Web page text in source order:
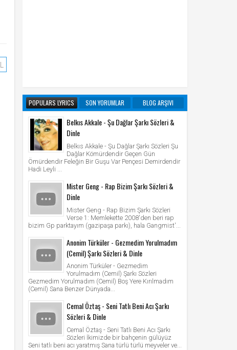
POPULARS LYRICS SON YORUMLAR BLOG ARŞIVI
Belkıs Akkale - Şu Dağlar Şarkı Sözleri &
Dinle
Belkıs Akkale - Şu Dağlar Şarkı Sözleri Şu
Dağlar Kömürdendir Geçen Gün
Ömürdendir Feleğin Bir Guşu Var Pençesi Demirdendir
Hadi Leyli ...
Mister Geng - Rap Bizim Şarkı Sözleri &
Dinle
Mister Geng - Rap Bizim Şarkı Sözleri
Verse 1: Memlekette 2008'den beri rap
bizim Gp parktayım (gazipaşa parkı), hala Gangmist'...
Anonim Türküler - Gezmedim Yorulmadım
(Cemil) Şarkı Sözleri & Dinle
Anonim Türküler - Gezmedim
Yorulmadım (Cemil) Şarkı Sözleri
Gezmedim Yorulmadım (Cemil) Boş Yere Kırılmadım
(Cemil) Sana Benzer Dünyada...
Cemal Öztaş - Seni Tatlı Beni Acı Şarkı
Sözleri & Dinle
Cemal Öztaş - Seni Tatlı Beni Acı Şarkı
Sözleri İkimizde bir bahçenin gülüyüz
Seni tatlı beni acı yaratmış Sana türlü türlü meyveler ve...